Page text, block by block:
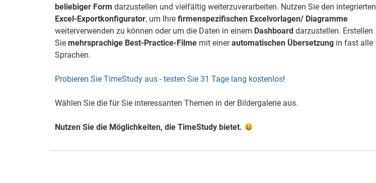
beliebiger Form darzustellen und vielfältig weiterzuverarbeiten. Nutzen Sie den integrierten
Excel-Exportkonfigurator, um Ihre firmenspezifischen Excelvorlagen/ Diagramme
weiterverwenden zu können oder um die Daten in einem Dashboarddarzustellen. Erstellen
Sie mehrsprachige Best-Practice-Filmemit einerautomatischen Übersetzungin fast alle
Sprachen.
Probieren Sie TimeStudy aus - testen Sie 31 Tage lang kostenlos!
Wählen Sie die für Sie interessanten Themen in der Bildergalerie aus.
Nutzen Sie die Möglichkeiten, die TimeStudy bietet.